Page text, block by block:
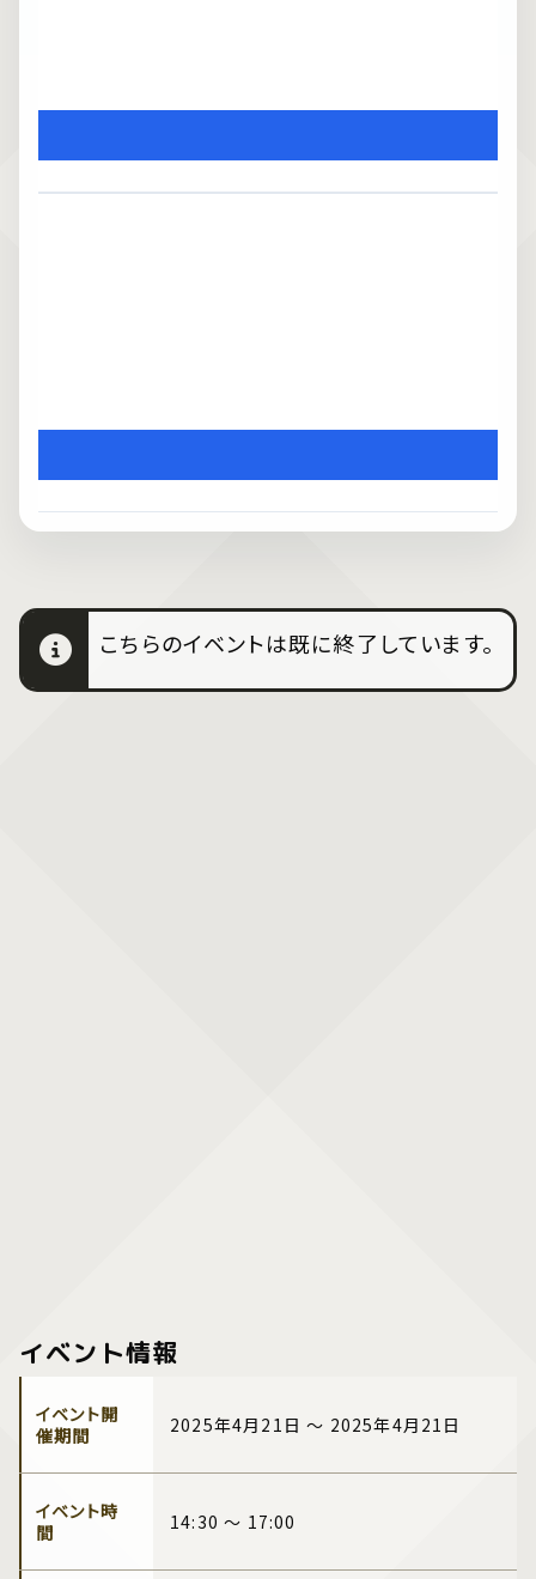
こちらのイベントは既に終了しています。
イベント情報
イベント開
催期間
2025年4月21日 ～ 2025年4月21日
イベント時
間
14:30 ～ 17:00